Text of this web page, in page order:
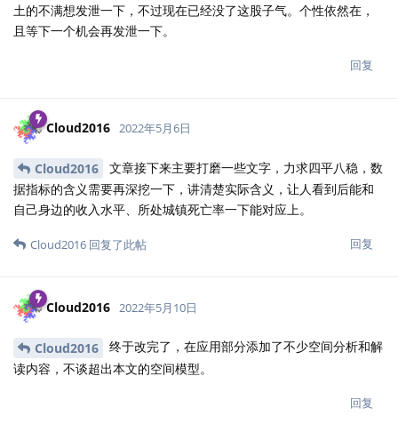
土的不满想发泄一下，不过现在已经没了这股子气。个性依然在，
且等下一个机会再发泄一下。
回复
Cloud2016 2022年5月6日
Cloud2016
文章接下来主要打磨一些文字，力求四平八稳，数
据指标的含义需要再深挖一下，讲清楚实际含义，让人看到后能和
自己身边的收入水平、所处城镇死亡率一下能对应上。
回复
Cloud2016 回复了此帖
Cloud2016 2022年5月10日
Cloud2016
终于改完了，在应用部分添加了不少空间分析和解
读内容，不谈超出本文的空间模型。
回复